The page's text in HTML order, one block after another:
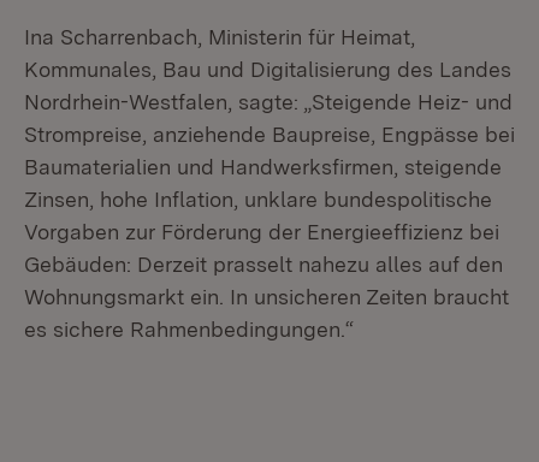
Ina Scharrenbach, Ministerin für Heimat,
Kommunales, Bau und Digitalisierung des Landes
Nordrhein-Westfalen, sagte: „Steigende Heiz- und
Strompreise, anziehende Baupreise, Engpässe bei
Baumaterialien und Handwerksfirmen, steigende
Zinsen, hohe Inflation, unklare bundespolitische
Vorgaben zur Förderung der Energieeffizienz bei
Gebäuden: Derzeit prasselt nahezu alles auf den
Wohnungsmarkt ein. In unsicheren Zeiten braucht
es sichere Rahmenbedingungen.“